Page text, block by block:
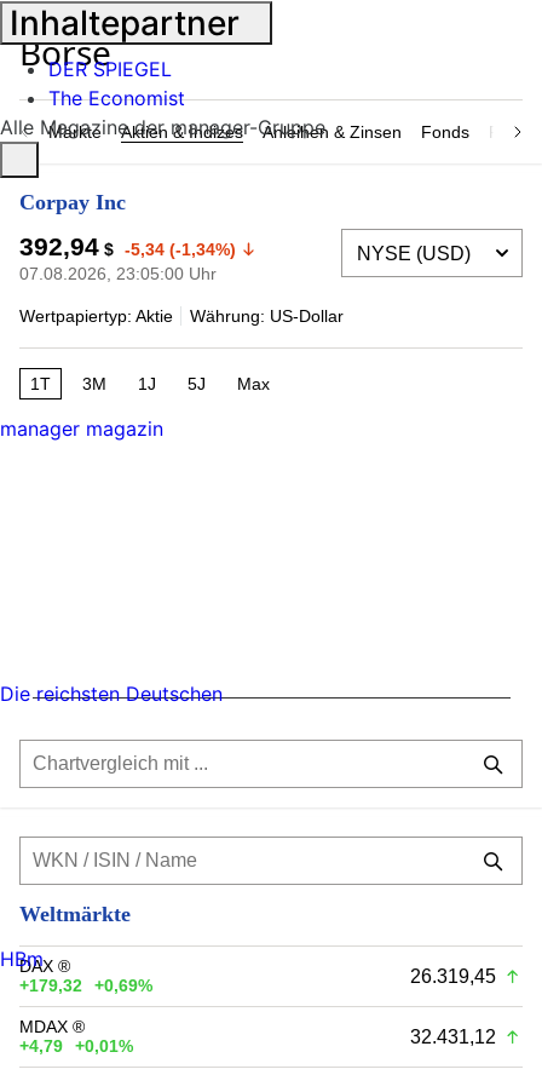
Märkte Aktien & Indizes Anleihen & Zinsen Fonds
Corpay Inc
392,94 $ -5,34 (-1,34%)
07.08.2026, 23:05:00 Uhr
Wertpapiertyp: Aktie Währung: US-Dollar
1T 3M 1J 5J Max
Weltmärkte
DAX ®
+179,32
+0,69% 26.319,45
MDAX ®
+4,79
+0,01% 32.431,12
Inhaltepartner
DER SPIEGEL
The Economist
Alle Magazine der manager-Gruppe
manager magazin
Die reichsten Deutschen
HBm